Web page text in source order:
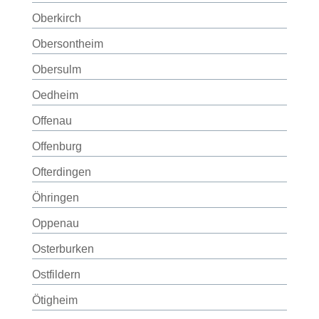
Oberkirch
Obersontheim
Obersulm
Oedheim
Offenau
Offenburg
Ofterdingen
Öhringen
Oppenau
Osterburken
Ostfildern
Ötigheim